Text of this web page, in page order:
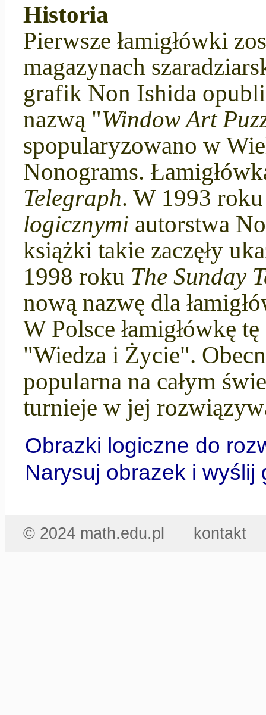
Historia
Pierwsze łamigłówki
magazynach
grafik Non Ishida
nazwą "Window Art
spopularyzowano w
Nonograms.
Telegraph. W 1993
logicznymi autorstwa
książki takie zaczęły
1998 roku The Sunday
nową nazwę dla
W Polsce łamigłówkę
"Wiedza i Życie".
popularna na całym
turnieje w jej
Obrazki logiczne do
Narysuj obrazek i wyślij
© 2024 math.edu.pl kontakt